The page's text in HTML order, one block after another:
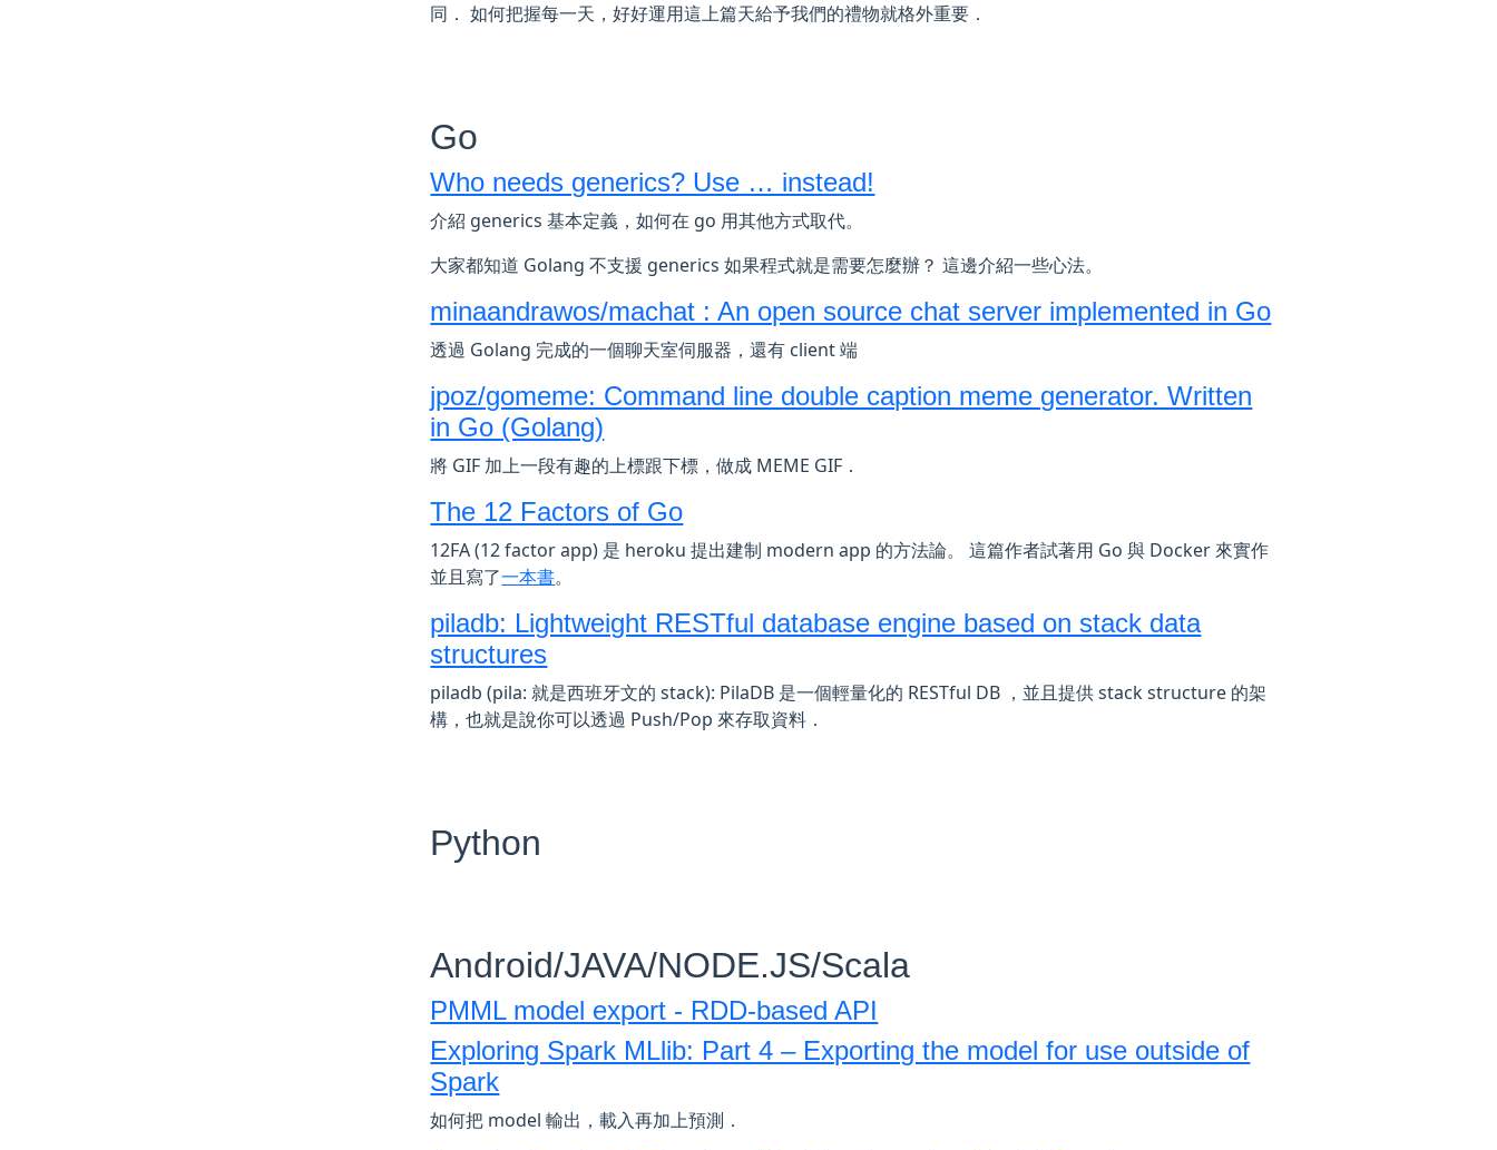
同． 如何把握每一天，好好運用這上篇天給予我們的禮物就格外重要．
Go
Who needs generics? Use … instead!
介紹 generics 基本定義，如何在 go 用其他方式取代。
大家都知道 Golang 不支援 generics 如果程式就是需要怎麼辦？ 這邊介紹一些心法。
minaandrawos/machat : An open source chat server implemented in Go
透過 Golang 完成的一個聊天室伺服器，還有 client 端
jpoz/gomeme: Command line double caption meme generator. Written
in Go (Golang)
將 GIF 加上一段有趣的上標跟下標，做成 MEME GIF．
The 12 Factors of Go
12FA (12 factor app) 是 heroku 提出建制 modern app 的方法論。 這篇作者試著用 Go 與 Docker 來實作
並且寫了一本書。
piladb: Lightweight RESTful database engine based on stack data
structures
piladb (pila: 就是西班牙文的 stack): PilaDB 是一個輕量化的 RESTful DB ，並且提供 stack structure 的架
構，也就是說你可以透過 Push/Pop 來存取資料．
Python
Android/JAVA/NODE.JS/Scala
PMML model export - RDD-based API
Exploring Spark MLlib: Part 4 – Exporting the model for use outside of
Spark
如何把 model 輸出，載入再加上預測．